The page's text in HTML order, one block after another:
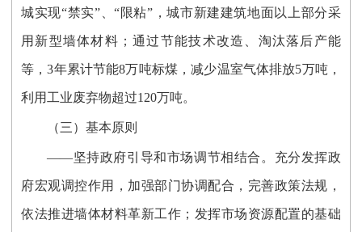
城实现“禁实”、“限粘”，城市新建建筑地面以上部分采
用新型墙体材料；通过节能技术改造、淘汰落后产能
等，3年累计节能8万吨标煤，减少温室气体排放5万吨，
利用工业废弃物超过120万吨。
（三）基本原则
——坚持政府引导和市场调节相结合。充分发挥政
府宏观调控作用，加强部门协调配合，完善政策法规，
依法推进墙体材料革新工作；发挥市场资源配置的基础